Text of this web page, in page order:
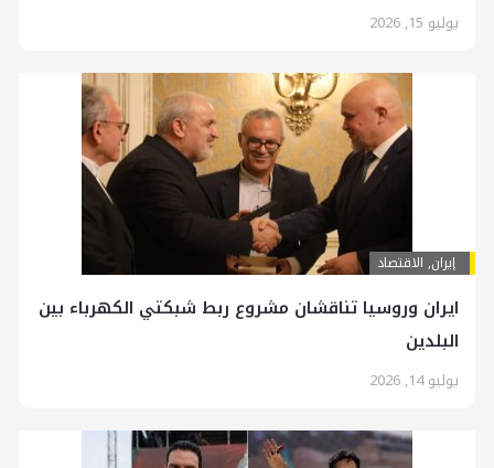
يوليو 15, 2026
إيران, الاقتصاد
ايران وروسيا تناقشان مشروع ربط شبكتي الكهرباء بين
البلدين
يوليو 14, 2026